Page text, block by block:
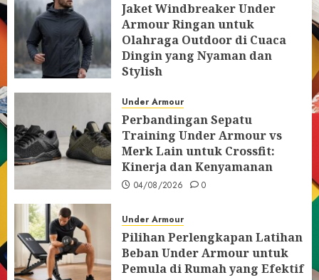
Jaket Windbreaker Under
Armour Ringan untuk
Olahraga Outdoor di Cuaca
Dingin yang Nyaman dan
Stylish
Under Armour
Perbandingan Sepatu
Training Under Armour vs
Merk Lain untuk Crossfit:
Kinerja dan Kenyamanan
04/08/2026 0
Under Armour
Pilihan Perlengkapan Latihan
Beban Under Armour untuk
Pemula di Rumah yang Efektif